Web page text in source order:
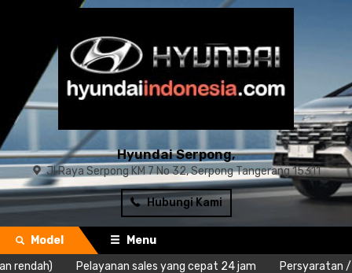
Hyundai Serpong,
Jl Raya Serpong KM 7 No 32, Serpong Tangerang 15311
Hubungi Kami
Model
Menu
rendah)
Pelayanan sales yang cepat 24 jam Persyaratan /